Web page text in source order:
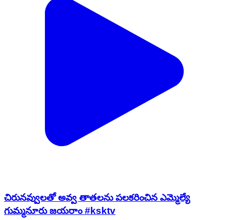
చిరునవ్వులతో అవ్వ తాతలను పలకరించిన ఎమ్మెల్యే
గుమ్మనూరు జయరాం #ksktv